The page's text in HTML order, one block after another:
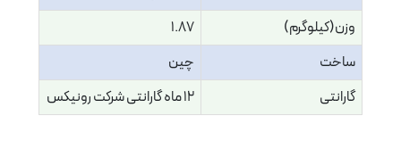
وزن(کیلوگرم)
1.87
ساخت
چین
گارانتی
12 ماه گارانتی شرکت رونیکس